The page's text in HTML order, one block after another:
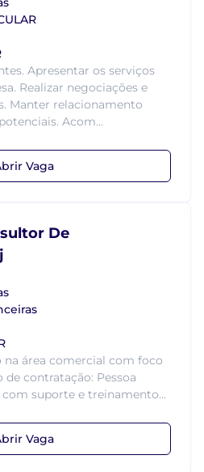
Apresentar os serviços
Realizar negociações e
Manter relacionamento
Acom...
Vaga
De
na área comercial com foco
contratação: Pessoa
suporte e treinamento...
Vaga